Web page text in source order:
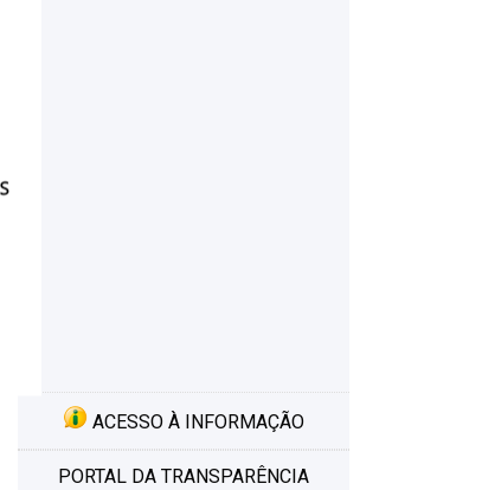
ACESSO À INFORMAÇÃO
PORTAL DA TRANSPARÊNCIA